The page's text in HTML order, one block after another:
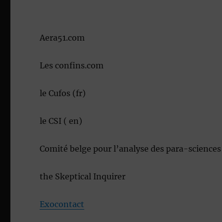
Aera51.com
Les confins.com
le Cufos (fr)
le CSI ( en)
Comité belge pour l’analyse des para-sciences
the Skeptical Inquirer
Exocontact